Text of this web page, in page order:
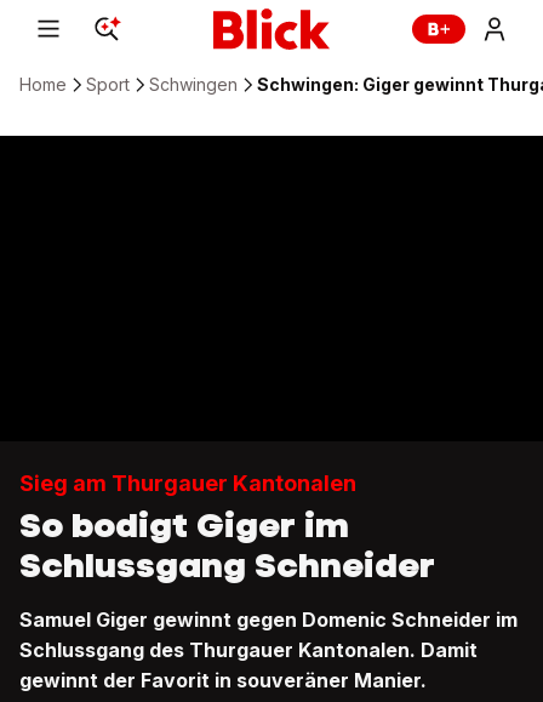
Home Sport Schwingen Schwingen: Giger gewinnt
Sieg am Thurgauer Kantonalen
So bodigt Giger im
Schlussgang Schneider
Samuel Giger gewinnt gegen Domenic Schneider im
Schlussgang des Thurgauer Kantonalen. Damit
gewinnt der Favorit in souveräner Manier.